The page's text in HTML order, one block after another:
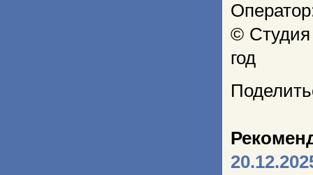
© Студия
год